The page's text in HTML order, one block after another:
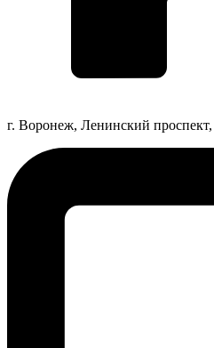
г. Воронеж, Ленинский